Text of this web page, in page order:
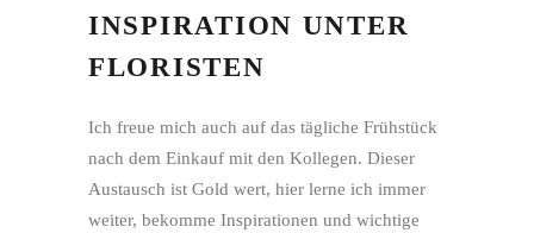
INSPIRATION UNTER
FLORISTEN
Ich freue mich auch auf das tägliche Frühstück
nach dem Einkauf mit den Kollegen. Dieser
Austausch ist Gold wert, hier lerne ich immer
weiter, bekomme Inspirationen und wichtige